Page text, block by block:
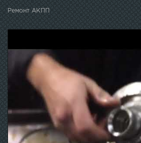
Ремонт АКПП